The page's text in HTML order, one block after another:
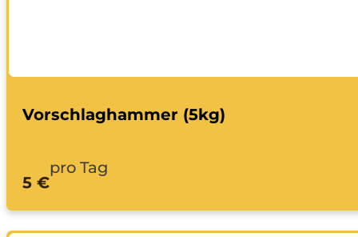
Vorschlaghammer (5kg)
5 €
pro Tag